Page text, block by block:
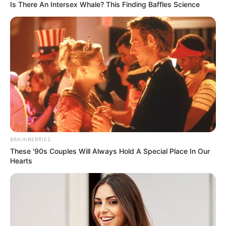
Is There An Intersex Whale? This Finding Baffles Science
BRAINBERRIES
These '90s Couples Will Always Hold A Special Place In Our
Hearts